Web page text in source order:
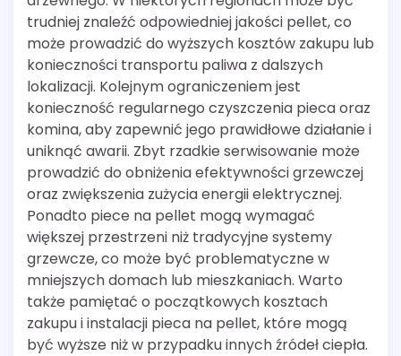
trudniej znaleźć odpowiedniej jakości pellet, co
może prowadzić do wyższych kosztów zakupu lub
konieczności transportu paliwa z dalszych
lokalizacji. Kolejnym ograniczeniem jest
konieczność regularnego czyszczenia pieca oraz
komina, aby zapewnić jego prawidłowe działanie i
uniknąć awarii. Zbyt rzadkie serwisowanie może
prowadzić do obniżenia efektywności grzewczej
oraz zwiększenia zużycia energii elektrycznej.
Ponadto piece na pellet mogą wymagać
większej przestrzeni niż tradycyjne systemy
grzewcze, co może być problematyczne w
mniejszych domach lub mieszkaniach. Warto
także pamiętać o początkowych kosztach
zakupu i instalacji pieca na pellet, które mogą
być wyższe niż w przypadku innych źródeł ciepła.